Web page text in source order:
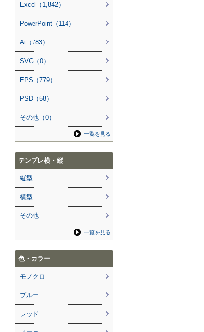
Excel（1,842）
PowerPoint（114）
Ai（783）
SVG（0）
EPS（779）
PSD（58）
その他（0）
一覧を見る
テンプレ横・縦
縦型
横型
その他
一覧を見る
色・カラー
モノクロ
ブルー
レッド